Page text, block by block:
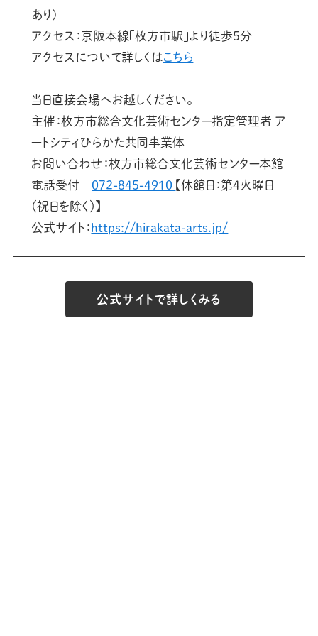
あり)
アクセス：京阪本線「枚方市駅」より徒歩5分
アクセスについて詳しくはこちら
当日直接会場へお越しください。
主催：枚方市総合文化芸術センター指定管理者 ア
ートシティひらかた共同事業体
お問い合わせ：枚方市総合文化芸術センター本館
電話受付 072-845-4910 【休館日：第4火曜日
（祝日を除く）】
公式サイト：https://hirakata-arts.jp/
公式サイトで詳しくみる